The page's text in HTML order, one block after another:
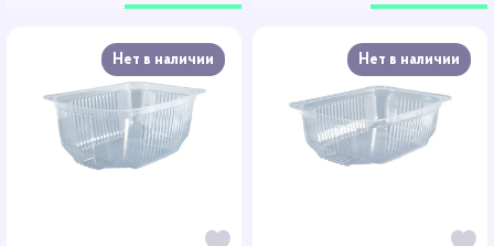
Нет в наличии Нет в наличии